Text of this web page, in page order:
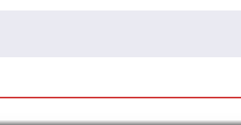
प्रदर्शनको ५१औँ दिन